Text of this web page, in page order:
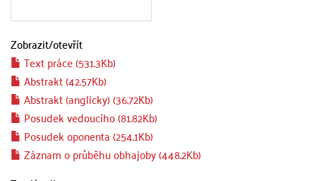
Zobrazit/otevřít
Text práce (531.3Kb)
Abstrakt (42.57Kb)
Abstrakt (anglicky) (36.72Kb)
Posudek vedoucího (81.82Kb)
Posudek oponenta (254.1Kb)
Záznam o průběhu obhajoby (448.2Kb)